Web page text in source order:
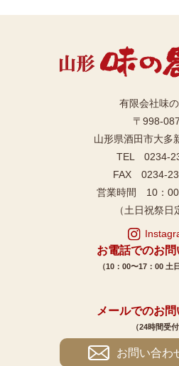
有限会社味
〒998-
山形県酒田市大多
TEL 0234-
FAX 0234-
営業時間 10：
（土日祝祭日
お電話でのお
（10：00〜17：00 土
メールでのお
（24時間受付
お問い合わ